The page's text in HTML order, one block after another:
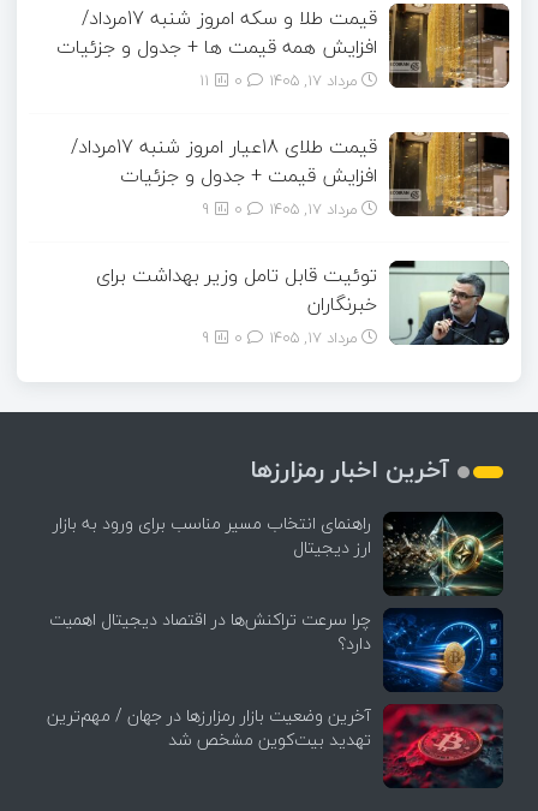
قیمت طلا و سکه امروز شنبه 17مرداد/
افزایش همه قیمت ها + جدول و جزئیات
مرداد ۱۷, ۱۴۰۵ 11
قیمت طلای 18عیار امروز شنبه 17مرداد/
افزایش قیمت + جدول و جزئیات
مرداد ۱۷, ۱۴۰۵ 9
توئیت قابل تامل وزیر بهداشت برای
خبرنگاران
مرداد ۱۷, ۱۴۰۵ 9
آخرین اخبار رمزارزها
راهنمای انتخاب مسیر مناسب برای ورود به بازار
ارز دیجیتال
چرا سرعت تراکنش‌ها در اقتصاد دیجیتال اهمیت
دارد؟
آخرین وضعیت بازار رمزارزها در جهان / مهم‌ترین
تهدید بیت‌کوین مشخص شد